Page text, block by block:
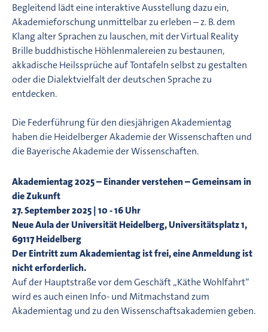
Begleitend lädt eine interaktive Ausstellung dazu ein,
Akademieforschung unmittelbar zu erleben – z. B. dem
Klang alter Sprachen zu lauschen, mit der Virtual Reality
Brille buddhistische Höhlenmalereien zu bestaunen,
akkadische Heilssprüche auf Tontafeln selbst zu gestalten
oder die Dialektvielfalt der deutschen Sprache zu
entdecken.
Die Federführung für den diesjährigen Akademientag
haben die Heidelberger Akademie der Wissenschaften und
die Bayerische Akademie der Wissenschaften.
Akademientag 2025 – Einander verstehen – Gemeinsam in
die Zukunft
27. September 2025 | 10 - 16 Uhr
Neue Aula der Universität Heidelberg, Universitätsplatz 1,
69117 Heidelberg
Der Eintritt zum Akademientag ist frei, eine Anmeldung ist
nicht erforderlich.
Auf der Hauptstraße vor dem Geschäft „Käthe Wohlfahrt“
wird es auch einen Info- und Mitmachstand zum
Akademientag und zu den Wissenschaftsakademien geben.